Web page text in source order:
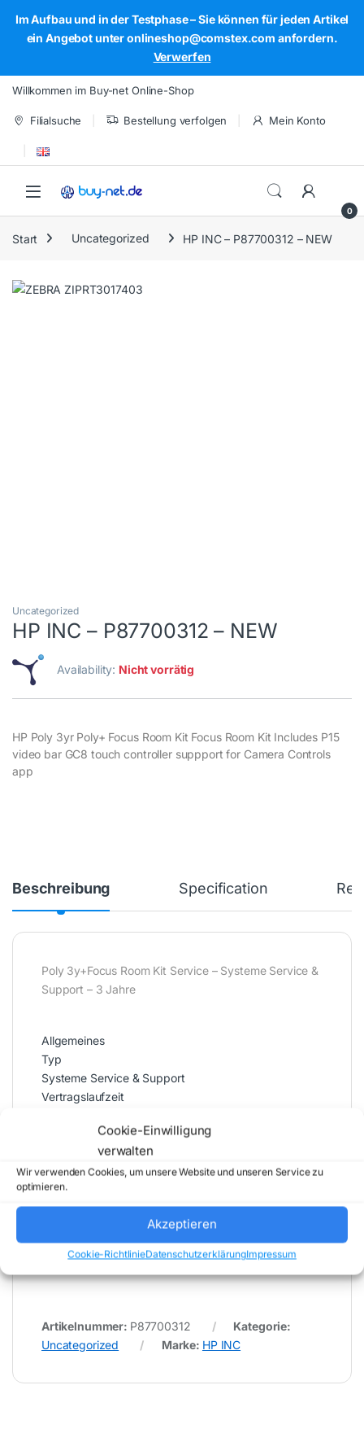
Cookie-Einwilligung
verwalten
Wir verwenden Cookies, um unsere Website und unseren Service zu
optimieren.
Akzeptieren
Cookie-RichtlinieDatenschutzerklärungImpressum
Im Aufbau und in der Testphase – Sie können für jeden Artikel
ein Angebot unter onlineshop@comstex.com anfordern.
Verwerfen
Skip to navigation
Skip to content
Willkommen im Buy-net Online-Shop
Filialsuche Bestellung verfolgen Mein Konto
Open
0
Start Uncategorized HP INC – P87700312 – NEW
Uncategorized
HP INC – P87700312 – NEW
Availability: Nicht vorrätig
HP Poly 3yr Poly+ Focus Room Kit Focus Room Kit Includes P15
video bar GC8 touch controller suppport for Camera Controls
app
Beschreibung Specification
Poly 3y+Focus Room Kit Service – Systeme Service &
Support – 3 Jahre
Allgemeines
Typ
Systeme Service & Support
Vertragslaufzeit
GE Garantiezeit
* Für Fehler im Datenblatt übernimmt (buy-net.de)
Comstex GmbH & Co. KG keine Haftung (
202608071600 )
Artikelnummer: P87700312
Kategorie:
Uncategorized
Marke: HP INC